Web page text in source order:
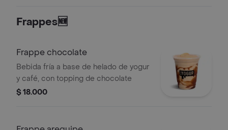
Frappes🆕
Frappe chocolate
Bebida fría a base de helado de yogur
y café, con topping de chocolate
$ 18.000